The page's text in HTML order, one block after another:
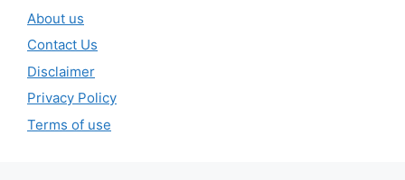
About us
Contact Us
Disclaimer
Privacy Policy
Terms of use